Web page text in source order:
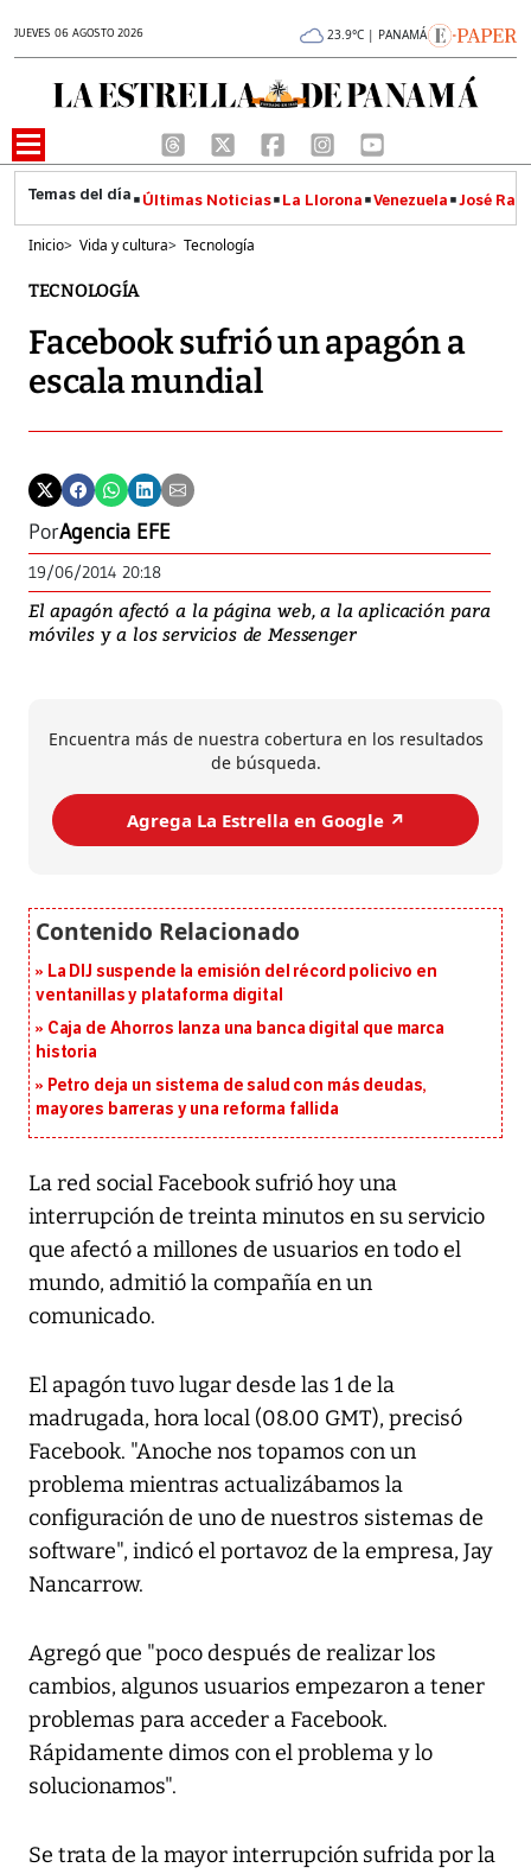
JUEVES 06 AGOSTO 2026 23.9°C | PANAMÁ
Últimas Noticias La Llorona Venezuela José
Inicio> Vida y cultura> Tecnología
TECNOLOGÍA
Facebook sufrió un apagón a
escala mundial
PorAgencia EFE
19/06/2014 20:18
El apagón afectó a la página web, a la aplicación para
móviles y a los servicios de Messenger
Encuentra más de nuestra cobertura en los resultados
de búsqueda.
Agrega La Estrella en Google ↗️
La DIJ suspende la emisión del récord policivo en
ventanillas y plataforma digital
Caja de Ahorros lanza una banca digital que marca
historia
Petro deja un sistema de salud con más deudas,
mayores barreras y una reforma fallida
La red social Facebook sufrió hoy una
interrupción de treinta minutos en su servicio
que afectó a millones de usuarios en todo el
mundo, admitió la compañía en un
comunicado.
El apagón tuvo lugar desde las 1 de la
madrugada, hora local (08.00 GMT), precisó
Facebook. "Anoche nos topamos con un
problema mientras actualizábamos la
configuración de uno de nuestros sistemas de
software", indicó el portavoz de la empresa, Jay
Nancarrow.
Agregó que "poco después de realizar los
cambios, algunos usuarios empezaron a tener
problemas para acceder a Facebook.
Rápidamente dimos con el problema y lo
solucionamos".
Se trata de la mayor interrupción sufrida por la